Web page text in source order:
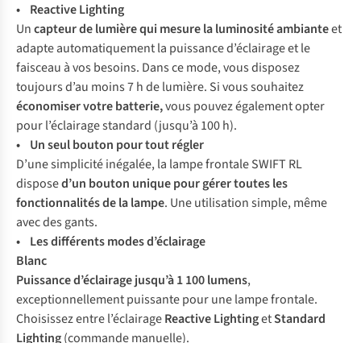
• Reactive Lighting
Uncapteur de lumière qui mesure la luminosité ambianteet
adapte automatiquement la puissance d’éclairage et le
faisceau à vos besoins. Dans ce mode, vous disposez
toujours d’au moins 7 h de lumière. Si vous souhaitez
économiser votre batterie,vous pouvez également opter
pour l’éclairage standard (jusqu’à 100 h).
• Un seul bouton pour tout régler
D’une simplicité inégalée, la lampe frontale SWIFT RL
disposed’un bouton unique pour gérer toutes les
fonctionnalités de la lampe. Une utilisation simple, même
avec des gants.
• Les différents modes d’éclairage
Blanc
Puissance d’éclairage jusqu’à 1 100 lumens,
exceptionnellement puissante pour une lampe frontale.
Choisissez entre l’éclairageReactive LightingetStandard
Lighting(commande manuelle).